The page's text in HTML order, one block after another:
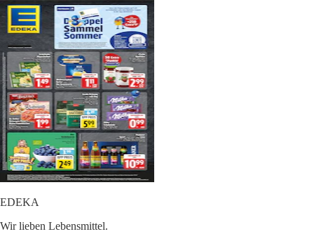
EDEKA
Wir lieben Lebensmittel.